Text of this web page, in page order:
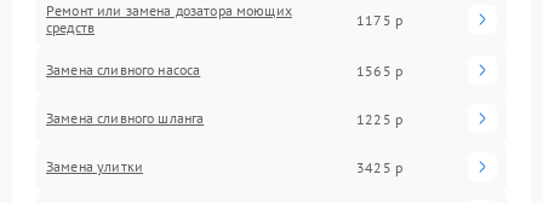
Ремонт или замена дозатора моющих
средств
1175 р
Замена сливного насоса 1565 р
Замена сливного шланга 1225 р
Замена улитки 3425 р